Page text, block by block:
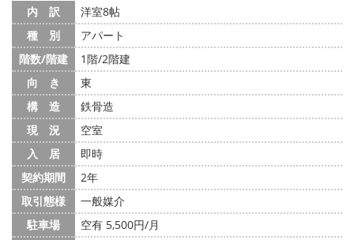
内 訳
洋室8帖
種 別
アパート
階数/階建
1階/2階建
向 き
東
構 造
鉄骨造
現 況
空室
入 居
即時
契約期間
2年
取引態様
一般媒介
駐車場
空有 5,500円/月